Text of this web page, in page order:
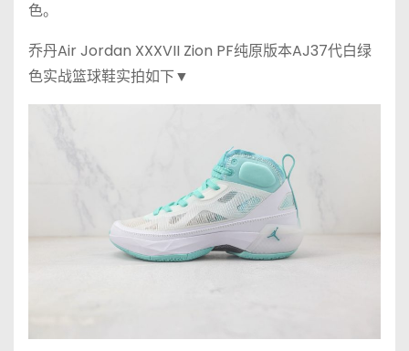
色。
乔丹Air Jordan XXXVII Zion PF纯原版本AJ37代白绿
色实战篮球鞋实拍如下▼